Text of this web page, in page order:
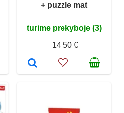
+ puzzle mat
turime prekyboje (3)
14,50 €